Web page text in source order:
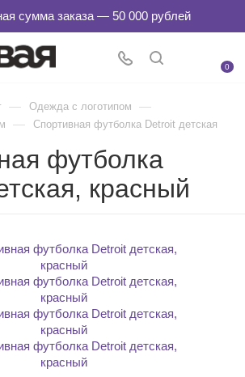
0
— Одежда с логотипом —
— Спортивная футболка Detroit детская
футболка
красный